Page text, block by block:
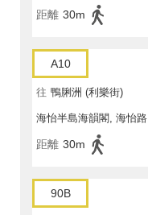
距離 30m
A10
往 鴨脷洲 (利樂街)
海怡半島海韻閣, 海怡路
距離 30m
90B